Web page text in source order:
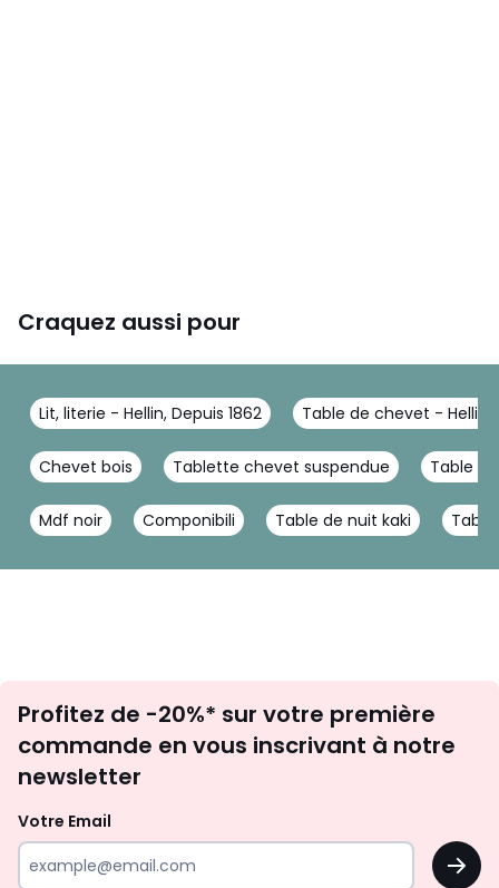
Craquez aussi pour
Lit, literie - Hellin, Depuis 1862 Table de chevet - Hellin,
Chevet bois Tablette chevet suspendue Table
Mdf noir Componibili Table de nuit kaki
newsletter
Profitez de -20%* sur votre première
commande en vous inscrivant à notre
newsletter
Votre Email
OK